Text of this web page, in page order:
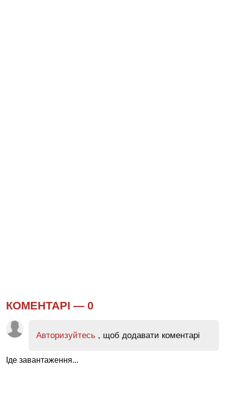
КОМЕНТАРІ — 0
Авторизуйтесь , щоб додавати коментарі
Іде завантаження...